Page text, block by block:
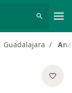
Guadalajara